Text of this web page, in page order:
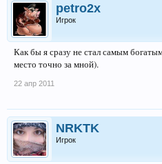
petro2x
Игрок
Как бы я сразу не стал самым
место точно за мной).
22 апр 2011
NRKTK
Игрок